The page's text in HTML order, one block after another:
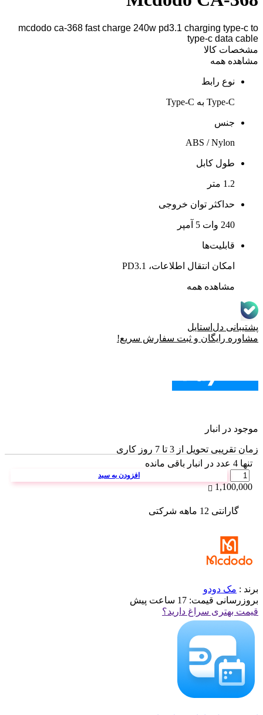
mcdodo ca-368 fast charge 240w pd3.1 charging type-c to
type-c data cable
مشخصات کالا
مشاهده همه
نوع رابط
Type-C به Type-C
جنس
ABS / Nylon
طول کابل
1.2 متر
حداکثر توان خروجی
240 وات 5 آمپر
قابلیت‌ها
امکان انتقال اطلاعات، PD3.1
مشاهده همه
پشتیبانی دل‌استایل
مشاوره رایگان و ثبت سفارش سریع!
موجود در انبار
زمان تقریبی تحویل از 3 تا 7 روز کاری
تنها 4 عدد در انبار باقی مانده
تعداد
افزودن به سبد
1,100,000
گارانتی 12 ماهه شرکتی
برند : مک دودو
بروزرسانی قیمت: 17 ساعت پیش
قیمت بهتری سراغ دارید؟